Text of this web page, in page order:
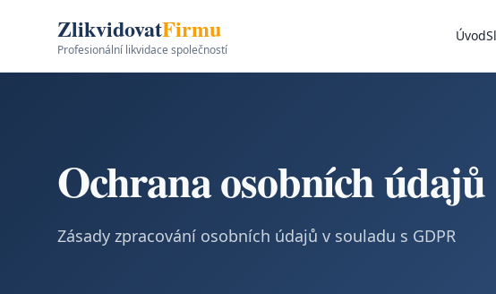
ZlikvidovatFirmu
Profesionální likvidace společností
Úvod
Ochrana osobních údajů
Zásady zpracování osobních údajů v souladu s GDPR